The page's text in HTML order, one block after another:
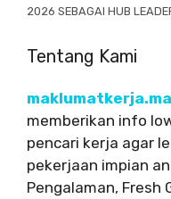
2026 SEBAGAI HUB
Tentang Kami
memberikan info
pencari kerja agar
pekerjaan impian
Pengalaman, Fresh